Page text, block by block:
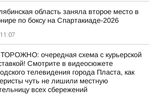
область заняла второе место в
по боксу на Спартакиаде-2026
11:07
очередная схема с курьерской
Смотрите в видеосюжете
телевидения города Пласта, как
чуть не лишили местную
всех сбережений